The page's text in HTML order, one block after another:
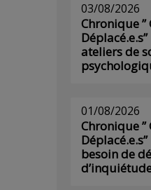
03/08/2026
Chronique ”
ateliers de
01/08/2026
Chronique ”
besoin de